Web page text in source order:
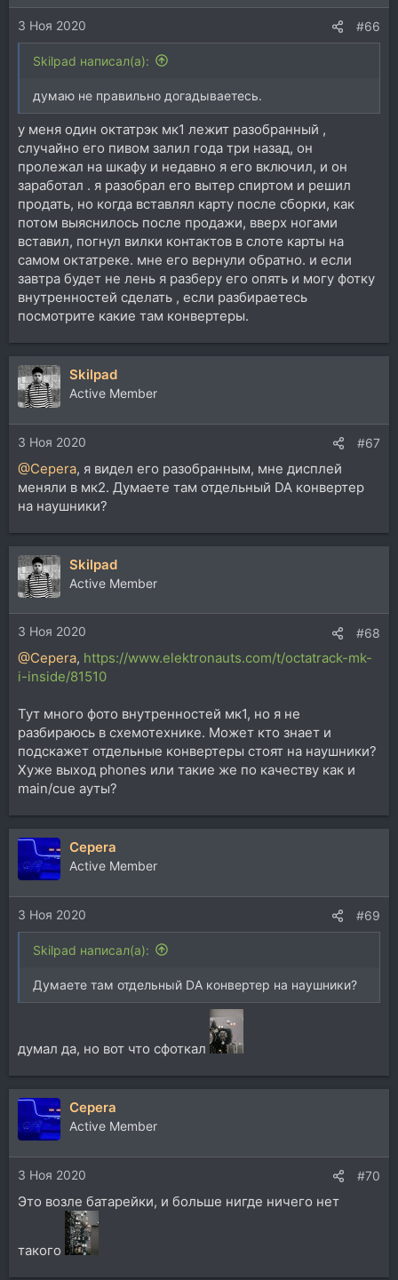
и
:3 Ноя 2020 #66
Skilpad написал(а):
думаю не правильно догадываетесь.
у меня один октатрэк мк1 лежит разобранный ,
случайно его пивом залил года три назад, он
пролежал на шкафу и недавно я его включил, и он
заработал . я разобрал его вытер спиртом и решил
продать, но когда вставлял карту после сборки, как
потом выяснилось после продажи, вверх ногами
вставил, погнул вилки контактов в слоте карты на
самом октатреке. мне его вернули обратно. и если
завтра будет не лень я разберу его опять и могу фотку
внутренностей сделать , если разбираетесь
посмотрите какие там конвертеры.
Skilpad
Active Member
3 Ноя 2020 #67
@Cepera, я видел его разобранным, мне дисплей
меняли в мк2. Думаете там отдельный DA конвертер
на наушники?
Skilpad
Active Member
3 Ноя 2020 #68
@Cepera, https://www.elektronauts.com/t/octatrack-mk-
i-inside/81510
Тут много фото внутренностей мк1, но я не
разбираюсь в схемотехнике. Может кто знает и
подскажет отдельные конвертеры стоят на наушники?
Хуже выход phones или такие же по качеству как и
main/cue ауты?
Cepera
Active Member
3 Ноя 2020 #69
Skilpad написал(а):
Думаете там отдельный DA конвертер на наушники?
думал да, но вот что сфоткал
Cepera
Active Member
3 Ноя 2020 #70
Это возле батарейки, и больше нигде ничего нет
такого